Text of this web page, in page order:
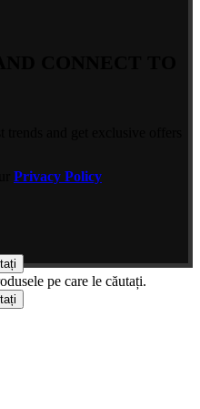
Privacy Policy
pe care le căutați.